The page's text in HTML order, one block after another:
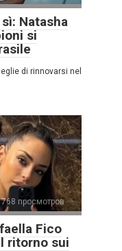
Natasha
si
di rinnovarsi nel
768 просмотров
Fico
ritorno sui